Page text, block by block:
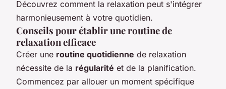
Découvrez comment la relaxation peut s'intégrer
harmonieusement à votre quotidien.
Conseils pour établir une routine de
relaxation efficace
Créer une routine quotidienne de relaxation
nécessite de la régularité et de la planification.
Commencez par allouer un moment spécifique